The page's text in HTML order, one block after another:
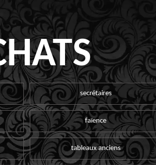
secrétaires
faïence
tableaux anciens